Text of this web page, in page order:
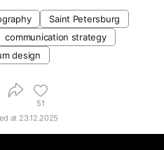
Saint Petersburg
communication strategy
design
51
at 23.12.2025